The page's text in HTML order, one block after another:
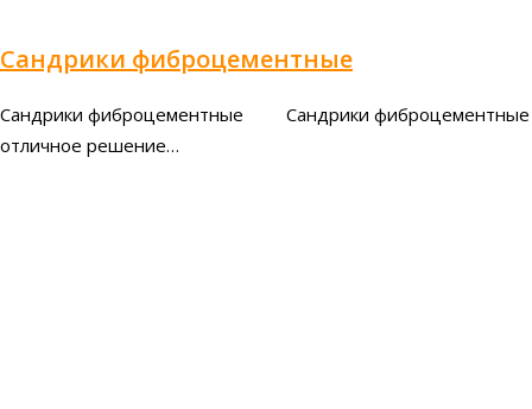
Сандрики фиброцементные
Сандрики фиброцементные Сандрики фиброцементные
отличное решение…